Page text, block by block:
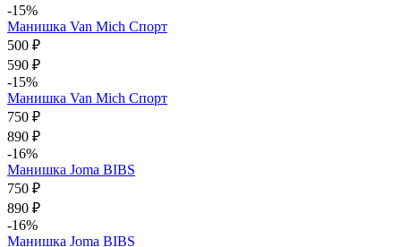
-15%
Манишка Van Mich Спорт
500 ₽
590 ₽
-15%
Манишка Van Mich Спорт
750 ₽
890 ₽
-16%
Манишка Joma BIBS
750 ₽
890 ₽
-16%
Манишка Joma BIBS